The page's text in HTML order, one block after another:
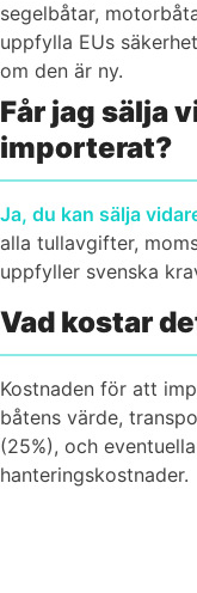
segelbåtar,
uppfylla EUs
om den är ny.
Får jag sälja
importerat?
Ja, du kan sälja
alla tullavgifter,
uppfyller svenska
Vad kostar
Kostnaden för att
båtens värde,
(25%), och
hanteringskostnader.